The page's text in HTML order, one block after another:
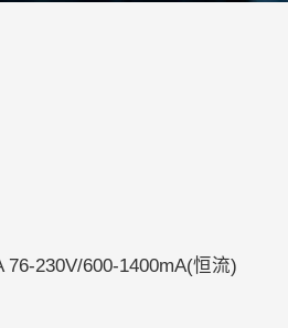
230V/600-1400mA(恒流)